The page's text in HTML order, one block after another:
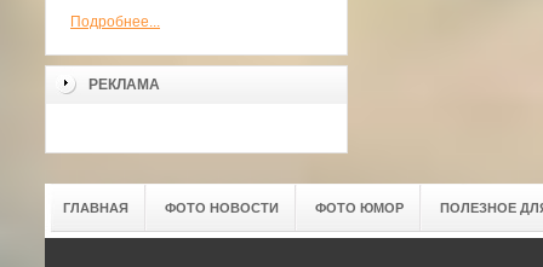
Подробнее...
РЕКЛАМА
ГЛАВНАЯ ФОТО НОВОСТИ ФОТО ЮМОР ПОЛЕЗНОЕ